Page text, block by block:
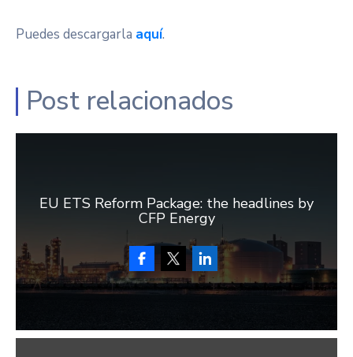
Puedes descargarla aquí.
Post relacionados
EU ETS Reform Package: the headlines by
CFP Energy